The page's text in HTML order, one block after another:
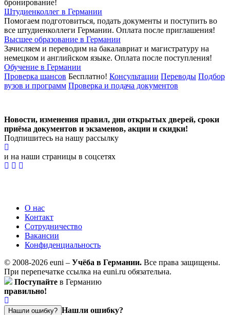
бронирование!
Штудиенколлег в Германии
Помогаем подготовиться, подать документы и поступить во
все штудиенколлеги Германии. Оплата после приглашения!
Высшее образование в Германии
Зачисляем и переводим на бакалавриат и магистратуру на
немецком и английском языке. Оплата после поступления!
Обучение в Германии
Проверка шансов Бесплатно! Консультации Переводы Подбор
вузов и программ Проверка и подача документов
Новости, изменения правил, дни открытых дверей, сроки
приёма документов и экзаменов, акции и скидки!
Подпишитесь на нашу рассылку
и на наши страницы в соцсетях
О нас
Контакт
Сотрудничество
Вакансии
Конфиденциальность
© 2008-2026 euni – Учёба в Германии. Все права защищены.
При перепечатке ссылка на euni.ru обязательна.
Поступайте в Германию
правильно!
Нашли ошибку? Нашли ошибку?